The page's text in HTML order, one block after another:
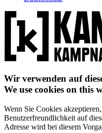
Wir verwenden auf
We use cookies on this
Wenn Sie Cookies
Benutzerfreundlichkeit auf
Adresse wird bei diesem